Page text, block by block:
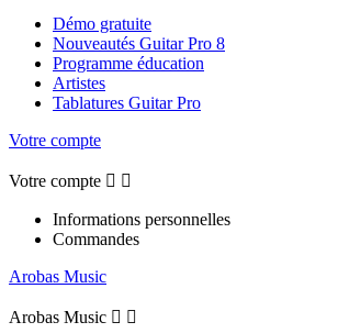
Démo gratuite
Nouveautés Guitar Pro 8
Programme éducation
Artistes
Tablatures Guitar Pro
Votre compte
Votre compte  
Informations personnelles
Commandes
Arobas Music
Arobas Music  